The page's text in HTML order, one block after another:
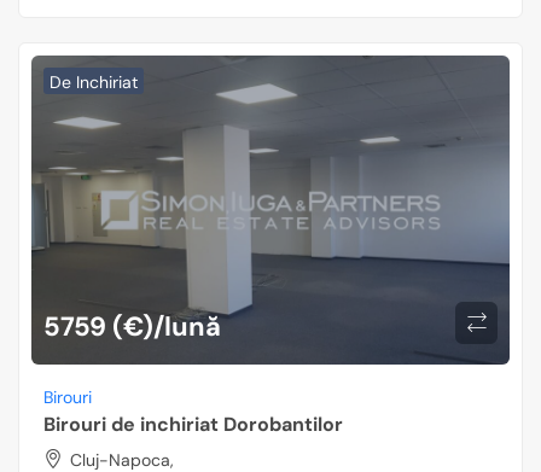
De Inchiriat
5759 (€)/lună
Birouri
Birouri de inchiriat Dorobantilor
Cluj-Napoca,